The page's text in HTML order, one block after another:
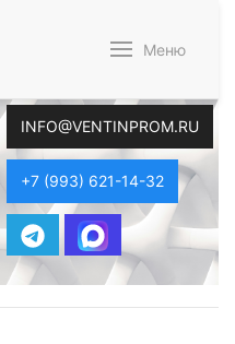
Меню
INFO@VENTINPROM.RU
+7 (993) 621-14-32